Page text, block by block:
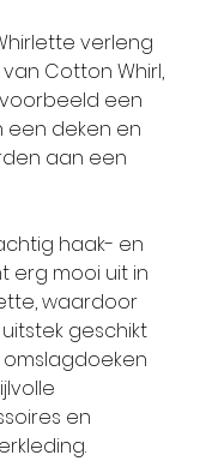
verleng
Cotton Whirl,
een
deken en
aan een
haak- en
erg mooi uit in
waardoor
geschikt
omslagdoeken
en